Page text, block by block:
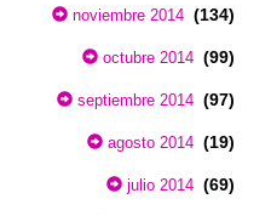
noviembre 2014 (134)
octubre 2014 (99)
septiembre 2014 (97)
agosto 2014 (19)
julio 2014 (69)